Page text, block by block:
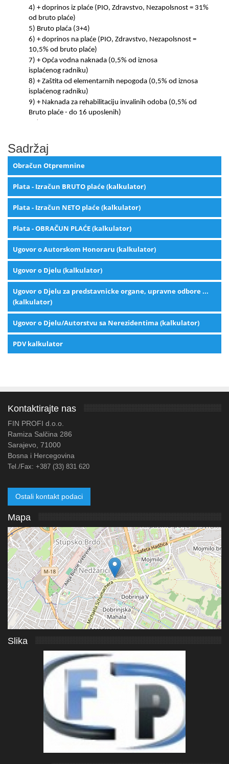
Sadržaj
Obračun Otpremnine
Plata - Izračun BRUTO plaće (kalkulator)
Plata - Izračun NETO plaće (kalkulator)
Plata - OBRAČUN PLAĆE (kalkulator)
Ugovor o Autorskom Honoraru (kalkulator)
Ugovor o Djelu (kalkulator)
Ugovor o Djelu za predstavnicke organe, upravne odbore ...
(kalkulator)
Ugovor o Djelu/Autorstvu sa Nerezidentima (kalkulator)
PDV kalkulator
Kontaktirajte nas
FIN PROFI d.o.o.
Ramiza Salčina 286
Sarajevo, 71000
Bosna i Hercegovina
Tel./Fax: +387 (33) 831 620
Ostali kontakt podaci
Mapa
Slika